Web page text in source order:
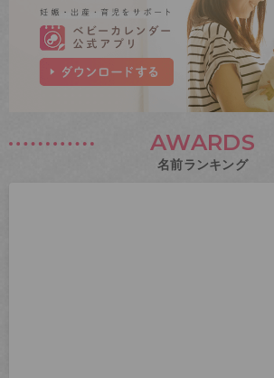
AWARDS
名前ランキング